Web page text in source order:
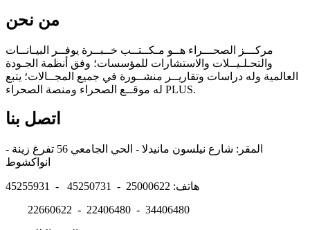
من نحن
مركـــز الصحـــراء هــو مـكــتــب خــبــرة يوفــر البيـانــات
والتحـلـيــلات والاستشارات للمؤسسات؛ وفق أنظمة الجـودة
العالمية وله دراسات وتقاريــر منشــورة في جميع المجــالات؛ يتبع
له موقــع الصحراء ومنصة الصحراء PLUS.
اتصل بنا
المقر: شارع نيلسون مانيدلا - الحي الجامعي 56 تفرغ زينة -
هاتف: 25000622 - 45250731 - 45255931
22660622 - 22406480 - 34406480